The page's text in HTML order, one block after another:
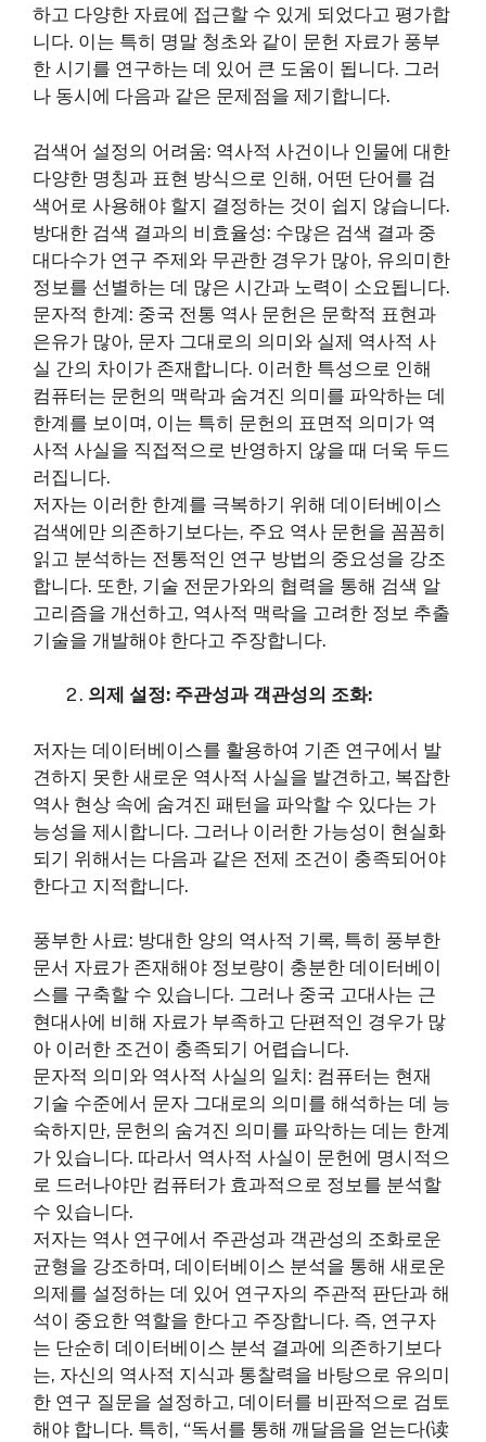
하고 다양한 자료에 접근할 수 있게 되었다고 평가합
니다. 이는 특히 명말 청초와 같이 문헌 자료가 풍부
한 시기를 연구하는 데 있어 큰 도움이 됩니다. 그러
나 동시에 다음과 같은 문제점을 제기합니다.
검색어 설정의 어려움: 역사적 사건이나 인물에 대한
다양한 명칭과 표현 방식으로 인해, 어떤 단어를 검
색어로 사용해야 할지 결정하는 것이 쉽지 않습니다.
방대한 검색 결과의 비효율성: 수많은 검색 결과 중
대다수가 연구 주제와 무관한 경우가 많아, 유의미한
정보를 선별하는 데 많은 시간과 노력이 소요됩니다.
문자적 한계: 중국 전통 역사 문헌은 문학적 표현과
은유가 많아, 문자 그대로의 의미와 실제 역사적 사
실 간의 차이가 존재합니다. 이러한 특성으로 인해
컴퓨터는 문헌의 맥락과 숨겨진 의미를 파악하는 데
한계를 보이며, 이는 특히 문헌의 표면적 의미가 역
사적 사실을 직접적으로 반영하지 않을 때 더욱 두드
러집니다.
저자는 이러한 한계를 극복하기 위해 데이터베이스
검색에만 의존하기보다는, 주요 역사 문헌을 꼼꼼히
읽고 분석하는 전통적인 연구 방법의 중요성을 강조
합니다. 또한, 기술 전문가와의 협력을 통해 검색 알
고리즘을 개선하고, 역사적 맥락을 고려한 정보 추출
기술을 개발해야 한다고 주장합니다.
의제 설정: 주관성과 객관성의 조화:
저자는 데이터베이스를 활용하여 기존 연구에서 발
견하지 못한 새로운 역사적 사실을 발견하고, 복잡한
역사 현상 속에 숨겨진 패턴을 파악할 수 있다는 가
능성을 제시합니다. 그러나 이러한 가능성이 현실화
되기 위해서는 다음과 같은 전제 조건이 충족되어야
한다고 지적합니다.
풍부한 사료: 방대한 양의 역사적 기록, 특히 풍부한
문서 자료가 존재해야 정보량이 충분한 데이터베이
스를 구축할 수 있습니다. 그러나 중국 고대사는 근
현대사에 비해 자료가 부족하고 단편적인 경우가 많
아 이러한 조건이 충족되기 어렵습니다.
문자적 의미와 역사적 사실의 일치: 컴퓨터는 현재
기술 수준에서 문자 그대로의 의미를 해석하는 데 능
숙하지만, 문헌의 숨겨진 의미를 파악하는 데는 한계
가 있습니다. 따라서 역사적 사실이 문헌에 명시적으
로 드러나야만 컴퓨터가 효과적으로 정보를 분석할
수 있습니다.
저자는 역사 연구에서 주관성과 객관성의 조화로운
균형을 강조하며, 데이터베이스 분석을 통해 새로운
의제를 설정하는 데 있어 연구자의 주관적 판단과 해
석이 중요한 역할을 한다고 주장합니다. 즉, 연구자
는 단순히 데이터베이스 분석 결과에 의존하기보다
는, 자신의 역사적 지식과 통찰력을 바탕으로 유의미
한 연구 질문을 설정하고, 데이터를 비판적으로 검토
해야 합니다. 특히, “독서를 통해 깨달음을 얻는다(读